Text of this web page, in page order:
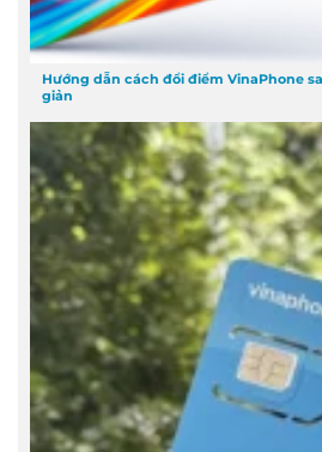
Hướng dẫn cách đổi điểm VinaPhone
giản